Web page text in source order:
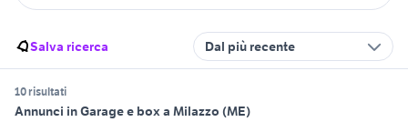
Salva ricerca Dal più recente
10 risultati
Annunci in Garage e box a Milazzo (ME)